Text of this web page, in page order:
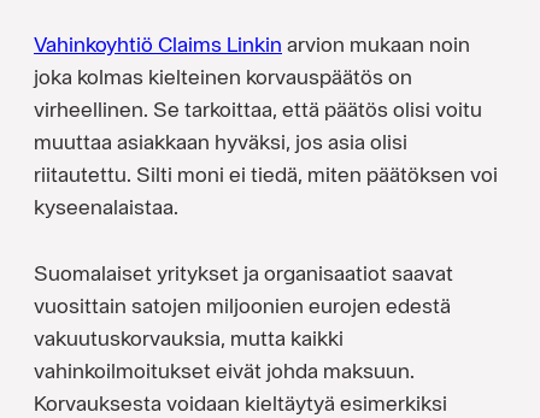
Vahinkoyhtiö Claims Linkin arvion mukaan noin
joka kolmas kielteinen korvauspäätös on
virheellinen. Se tarkoittaa, että päätös olisi voitu
muuttaa asiakkaan hyväksi, jos asia olisi
riitautettu. Silti moni ei tiedä, miten päätöksen voi
kyseenalaistaa.
Suomalaiset yritykset ja organisaatiot saavat
vuosittain satojen miljoonien eurojen edestä
vakuutuskorvauksia, mutta kaikki
vahinkoilmoitukset eivät johda maksuun.
Korvauksesta voidaan kieltäytyä esimerkiksi